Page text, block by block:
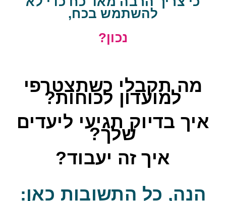
להשתמש בכח,
נכון?
מה תקבלי כשתצטרפי
למועדון לכוחות?
איך בדיוק תגיעי ליעדים
שלך?
איך זה יעבוד?
הנה, כל התשובות כאן: